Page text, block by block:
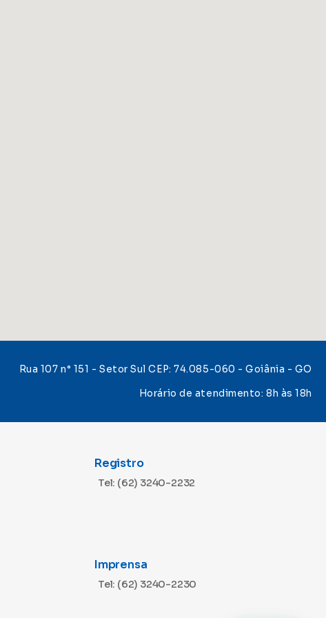
Rua 107 n° 151 - Setor Sul CEP: 74.085-060 - Goiânia - GO
Horário de atendimento: 8h às 18h
Registro
Tel: (62) 3240-2232
Imprensa
Tel: (62) 3240-2230